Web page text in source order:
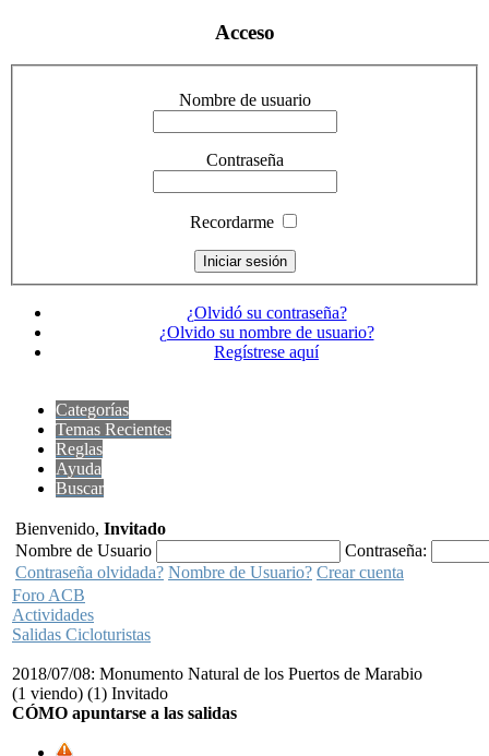
Acceso
Nombre de usuario
Contraseña
Recordarme
¿Olvidó su contraseña?
¿Olvido su nombre de usuario?
Regístrese aquí
Categorías
Temas Recientes
Reglas
Ayuda
Buscar
Bienvenido, Invitado
Nombre de Usuario
Contraseña:
Contraseña olvidada? Nombre de Usuario? Crear cuenta
Foro ACB
Actividades
Salidas Cicloturistas
2018/07/08: Monumento Natural de los Puertos de Marabio
(1 viendo) (1) Invitado
CÓMO apuntarse a las salidas